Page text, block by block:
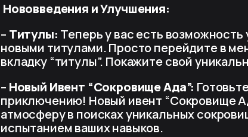
Нововведения и Улучшения:
– Титулы: Теперь у вас есть
новыми титулами. Просто перейдите в
вкладку “титулы”. Покажите свой
– Новый Ивент “Сокровище Ада”:
приключению! Новый ивент “Сокровище
атмосферу в поисках уникальных
испытанием ваших навыков.